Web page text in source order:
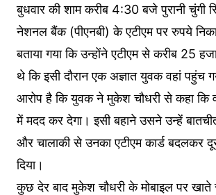
बुधवार की शाम करीब 4:30 बजे पुरानी चुंगी
नेशनल बैंक (पीएनबी) के एटीएम पर रुपये
बताया गया कि उन्होंने एटीएम से करीब 25
थे कि इसी दौरान एक अज्ञात युवक वहां पहुंच
आरोप है कि युवक ने मुकेश चौधरी से कहा कि
में मदद कर देगा। इसी बहाने उसने उन्हें
और चालाकी से उनका एटीएम कार्ड बदलकर
दिया।
कुछ देर बाद मुकेश चौधरी के मोबाइल पर